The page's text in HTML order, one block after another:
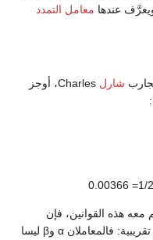
معامل التمدد
شارل
Charles، أوجز
هذه القوانين، فإن
قوانين گاي ـ لوساك ليست سوى قوانين تقريبية: فالمعاملان α وβ ليسا